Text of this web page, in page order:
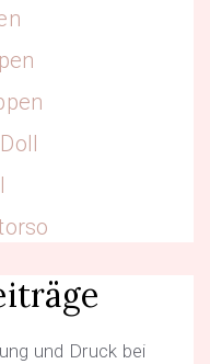
und Druck bei